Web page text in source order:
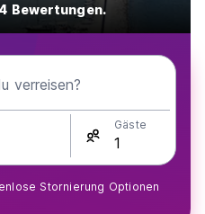
Bewertungen.
verreisen?
Gäste
Stornierung Optionen